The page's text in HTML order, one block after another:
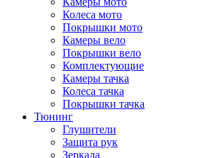
Колеса мото
Покрышки мото
Камеры вело
Покрышки вело
Комплектующие
Камеры тачка
Колеса тачка
Покрышки тачка
Тюнинг
Глушители
Защита рук
Зеркала